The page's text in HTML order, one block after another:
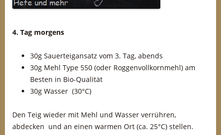
4. Tag morgens
30g Sauerteigansatz vom 3. Tag, abends
30g Mehl Type 550 (oder Roggenvollkornmehl) am
Besten in Bio-Qualität
30g Wasser (30°C)
Den Teig wieder mit Mehl und Wasser verrühren,
abdecken und an einen warmen Ort (ca. 25°C) stellen.